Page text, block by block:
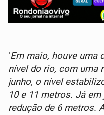
'Em maio, houve uma
nível do rio, com uma
junho, o nível
10 e 11 metros. Já
redução de 6 metros.